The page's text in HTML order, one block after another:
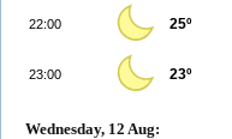
22:00 25º
23:00 23º
Wednesday, 12 Aug: